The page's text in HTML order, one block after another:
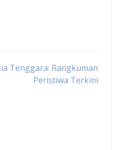
Tenggara: Rangkuman
Peristiwa Terkini